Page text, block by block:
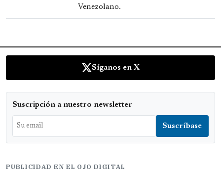
Venezolano.
Síganos en X
Suscripción a nuestro newsletter
PUBLICIDAD EN EL OJO DIGITAL